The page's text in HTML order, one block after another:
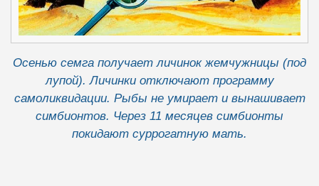
Осенью семга получает личинок жемчужницы (под
лупой). Личинки отключают программу
самоликвидации. Рыбы не умирает и вынашивает
симбионтов. Через 11 месяцев симбионты
покидают суррогатную мать.